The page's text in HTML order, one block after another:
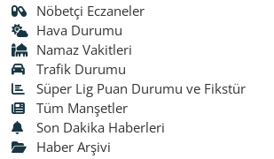
Nöbetçi Eczaneler
Hava Durumu
Namaz Vakitleri
Trafik Durumu
Süper Lig Puan Durumu ve Fikstür
Tüm Manşetler
Son Dakika Haberleri
Haber Arşivi